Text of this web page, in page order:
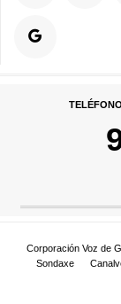
Corporación Voz de
Sondaxe